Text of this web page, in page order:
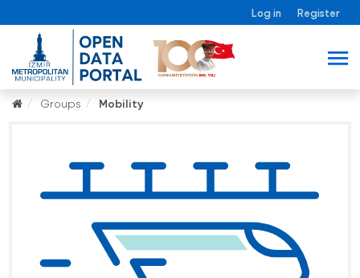
Log in Register
Groups Mobility